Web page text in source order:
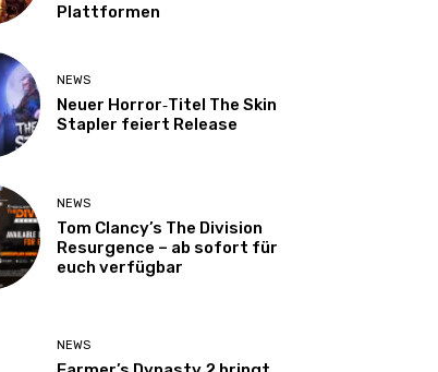
Plattformen
NEWS
Neuer Horror‑Titel The Skin
Stapler feiert Release
NEWS
Tom Clancy’s The Division
Resurgence – ab sofort für
euch verfügbar
NEWS